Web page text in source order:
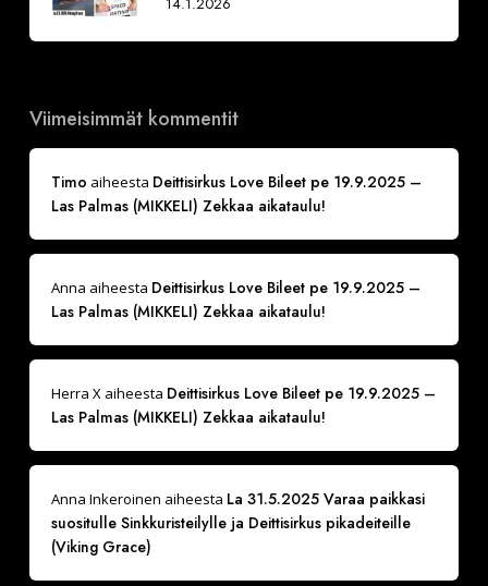
Viimeisimmät kommentit
Timo aiheesta Deittisirkus Love Bileet pe 19.9.2025 –
Las Palmas (MIKKELI) Zekkaa aikataulu!
Anna aiheesta Deittisirkus Love Bileet pe 19.9.2025 –
Las Palmas (MIKKELI) Zekkaa aikataulu!
Herra Xaiheesta Deittisirkus Love Bileet pe 19.9.2025 –
Las Palmas (MIKKELI) Zekkaa aikataulu!
Anna Inkeroinen aiheesta La 31.5.2025 Varaa paikkasi
suositulle Sinkkuristeilylle ja Deittisirkus pikadeiteille
(Viking Grace)